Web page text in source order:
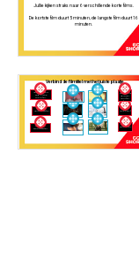
Jullie kijken straks naar 6 verschillende korte films.
De kortste film duurt 5 minuten, de langste film duurt 16
minuten.
Verbind de filmtitel met het juiste plaatje.
<b>Skid</b>
<b>Ties</b>
<b>Kimya</b>
<b>Big Wolf
and Little
Wolf</b>
<b>Timo
moet
wachten</b>
<div><b>
<br></b>
</div>
<b>Heilig
Boontje</b>